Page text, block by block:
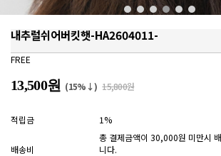
내추럴쉬어버킷햇-HA2604011-
FREE
13,500원 (15%↓) 15,800원
적립금 1%
배송비
총 결제금액이 30,000원 미만시
니다.